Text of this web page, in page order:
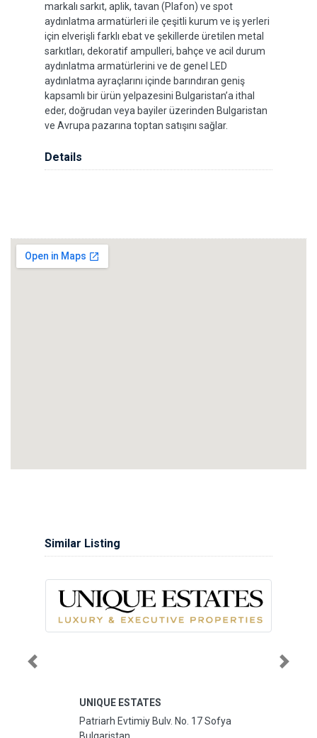
markalı sarkıt, aplik, tavan (Plafon) ve spot
aydınlatma armatürleri ile çeşitli kurum ve iş yerleri
için elverişli farklı ebat ve şekillerde üretilen metal
sarkıtları, dekoratif ampulleri, bahçe ve acil durum
aydınlatma armatürlerini ve de genel LED
aydınlatma ayraçlarını içinde barındıran geniş
kapsamlı bir ürün yelpazesini Bulgaristan’a ithal
eder, doğrudan veya bayiler üzerinden Bulgaristan
ve Avrupa pazarına toptan satışını sağlar.
Details
Similar Listing
UNIQUE ESTATES
Patriarh Evtimiy Bulv. No. 17 Sofya
Previous Next